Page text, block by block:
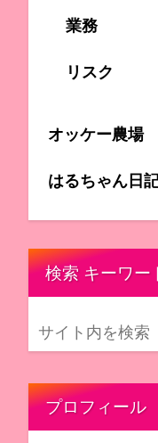
業務
リスク
オッケー農場
はるちゃん日
検索 キーワー
プロフィール